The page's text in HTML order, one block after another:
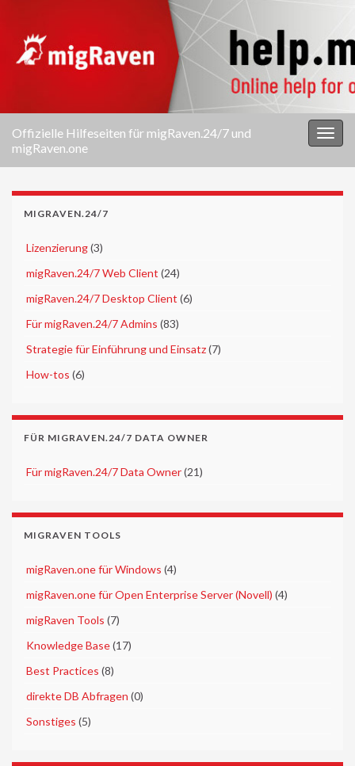
Offizielle Hilfeseiten für migRaven.24/7 und
migRaven.one
MIGRAVEN.24/7
Lizenzierung(3)
migRaven.24/7 Web Client (24)
migRaven.24/7 Desktop Client (6)
Für migRaven.24/7 Admins (83)
Strategie für Einführung und Einsatz(7)
How-tos (6)
FÜR MIGRAVEN.24/7 DATA OWNER
Für migRaven.24/7 Data Owner(21)
MIGRAVEN TOOLS
migRaven.one für Windows (4)
migRaven.one für Open Enterprise Server (Novell) (4)
migRaven Tools (7)
Knowledge Base(17)
Best Practices (8)
direkte DB Abfragen (0)
Sonstiges (5)